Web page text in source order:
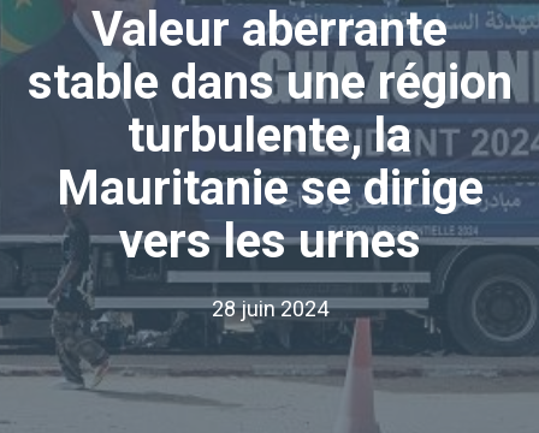
Valeur aberrante
stable dans une région
turbulente, la
Mauritanie se dirige
vers les urnes
28 juin 2024